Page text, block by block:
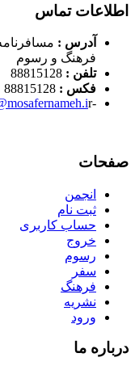
اطلاعات تماس
آدرس :
فرهنگ و رسوم
تلفن :
فکس :
-info
r
صفحات
انجمن
ثبت نام
حساب کاربری
خروج
رسوم
سفر
فرهنگ
نشریه
ورود
درباره ما